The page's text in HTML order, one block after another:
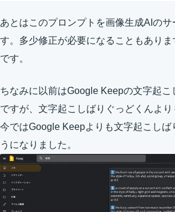
あとはこのプロンプトを画像生成AIの
す。多少修正が必要になることもあり
です。
ちなみに以前はGoogle Keepの文字起こ
ですが、文字起こしばりぐっどくんより
今ではGoogle Keepよりも文字起こしば
うになりました。